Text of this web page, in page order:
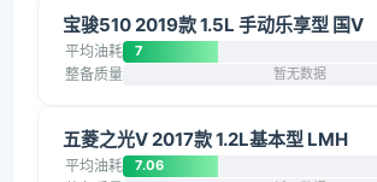
宝骏510 2019款 1.5L 手动乐享型 国V
平均油耗 7
整备质量 暂无数据
五菱之光V 2017款 1.2L基本型 LMH
平均油耗 7.06